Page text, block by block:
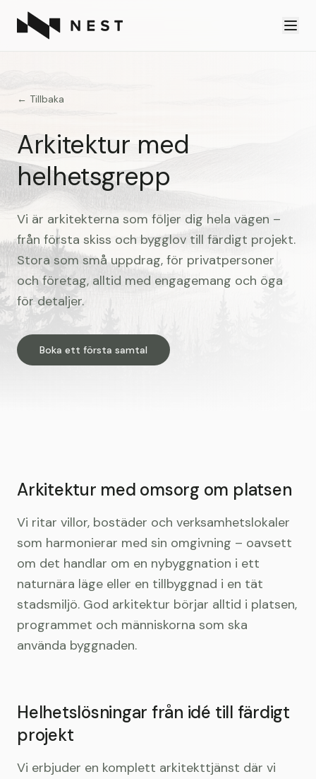
← Tillbaka
Arkitektur med
helhetsgrepp
Vi är arkitekterna som följer dig hela vägen –
från första skiss och bygglov till färdigt projekt.
Stora som små uppdrag, för privatpersoner
och företag, alltid med engagemang och öga
för detaljer.
Boka ett första samtal
Arkitektur med omsorg om platsen
Vi ritar villor, bostäder och verksamhetslokaler
som harmonierar med sin omgivning – oavsett
om det handlar om en nybyggnation i ett
naturnära läge eller en tillbyggnad i en tät
stadsmiljö. God arkitektur börjar alltid i platsen,
programmet och människorna som ska
använda byggnaden.
Helhetslösningar från idé till färdigt
projekt
Vi erbjuder en komplett arkitekttjänst där vi